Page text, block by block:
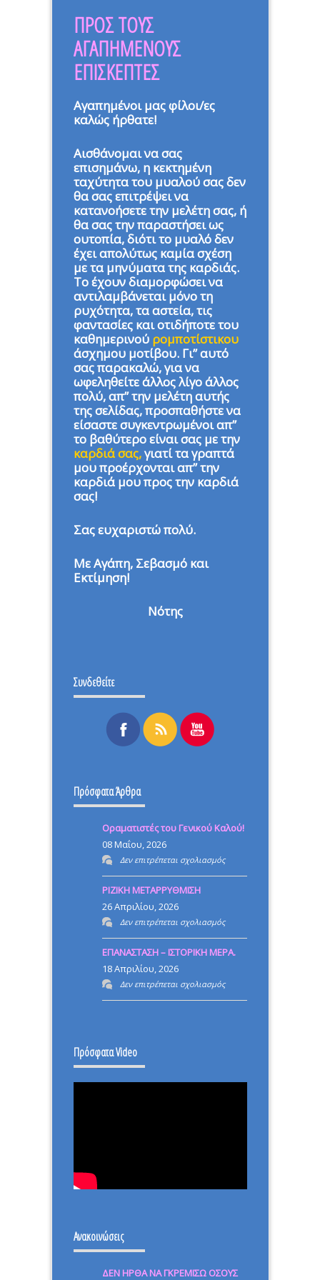
ΠΡΟΣ ΤΟΥΣ
ΑΓΑΠΗΜΕΝΟΥΣ
ΕΠΙΣΚΕΠΤΕΣ
Αγαπημένοι μας φίλοι/ες
καλώς ήρθατε!
Αισθάνομαι να σας
επισημάνω, η κεκτημένη
ταχύτητα του μυαλού σας δεν
θα σας επιτρέψει να
κατανοήσετε την μελέτη σας, ή
θα σας την παραστήσει ως
ουτοπία, διότι το μυαλό δεν
έχει απολύτως καμία σχέση
με τα μηνύματα της καρδιάς.
Το έχουν διαμορφώσει να
αντιλαμβάνεται μόνο τη
ρυχότητα, τα αστεία, τις
φαντασίες και οτιδήποτε του
καθημερινού ρομποτίστικου
άσχημου μοτίβου. Γι” αυτό
σας παρακαλώ, για να
ωφεληθείτε άλλος λίγο άλλος
πολύ, απ” την μελέτη αυτής
της σελίδας, προσπαθήστε να
είσαστε συγκεντρωμένοι απ”
το βαθύτερο είναι σας με την
καρδιά σας,γιατί τα γραπτά
μου προέρχονται απ” την
καρδιά μου προς την καρδιά
σας!
Σας ευχαριστώ πολύ.
Με Αγάπη, Σεβασμό και
Εκτίμηση!
Νότης
Συνδεθείτε
Πρόσφατα Άρθρα
Οραματιστές του Γενικού Καλού!
08 Μαΐου, 2026
Δεν επιτρέπεται σχολιασμόςστο
Οραματιστές
Καλού!
ΡΙΖΙΚΗ ΜΕΤΑΡΡΥΘΜΙΣΗ
26 Απριλίου, 2026
Δεν επιτρέπεται σχολιασμόςστο
ΡΙΖΙΚΗ
ΜΕΤΑΡΡΥΘΜΙΣΗ
ΕΠΑΝΑΣΤΑΣΗ – ΙΣΤΟΡΙΚΗ ΜΕΡΑ.
18 Απριλίου, 2026
Δεν επιτρέπεται σχολιασμόςστο
ΕΠΑΝΑΣΤΑΣΗ
Πρόσφατα Video
Ανακοινώσεις
ΔΕΝ ΗΡΘΑ ΝΑ ΓΚΡΕΜΙΣΩ ΟΣΟΥΣ